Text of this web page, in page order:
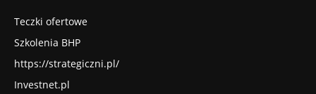
Teczki ofertowe
Szkolenia BHP
https://strategiczni.pl/
Investnet.pl